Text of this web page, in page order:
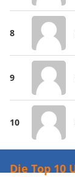
8
9
10
Die Top 10